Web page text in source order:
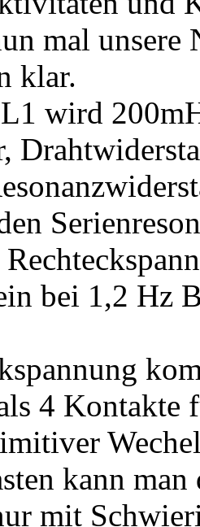
mal unsere
klar.
wird
bei 1,2 Hz
4 Kontakte
kann
mit